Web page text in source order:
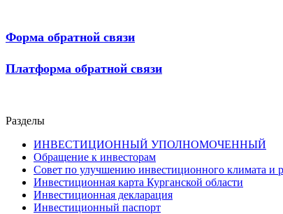
Форма обратной связи
Платформа обратной связи
Разделы
ИНВЕСТИЦИОННЫЙ УПОЛНОМОЧЕННЫЙ
Обращение к инвесторам
Совет по улучшению инвестиционного климата и
Инвестиционная карта Курганской области
Инвестиционная декларация
Инвестиционный паспорт